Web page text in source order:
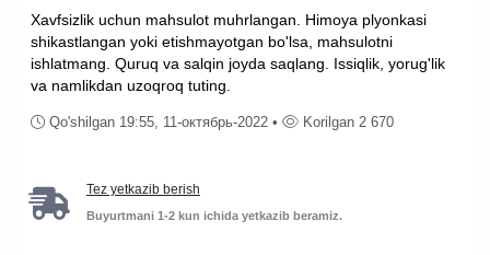
Xavfsizlik uchun mahsulot muhrlangan. Himoya plyonkasi
shikastlangan yoki etishmayotgan bo'lsa, mahsulotni
ishlatmang. Quruq va salqin joyda saqlang. Issiqlik, yorug'lik
va namlikdan uzoqroq tuting.
Qo'shilgan 19:55, 11-октябрь-2022 • Korilgan 2 670
Tez yetkazib berish
Buyurtmani 1-2 kun ichida yetkazib beramiz.